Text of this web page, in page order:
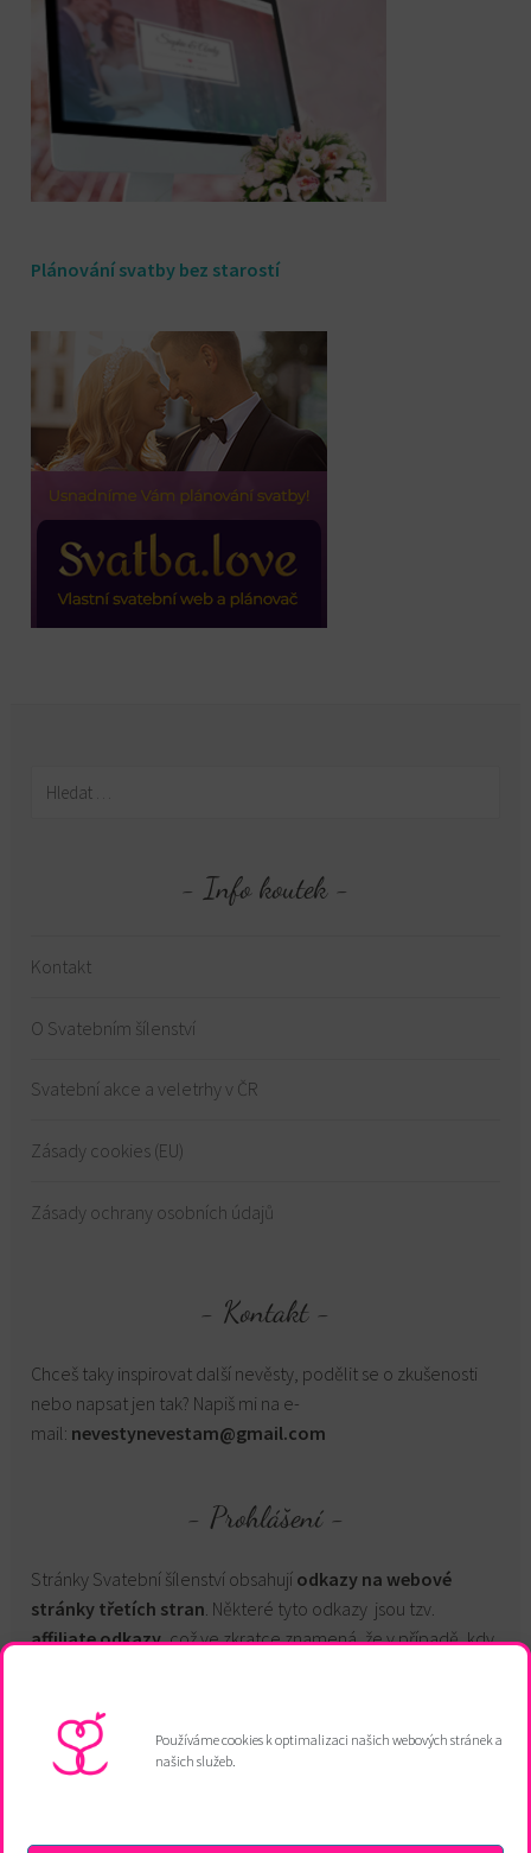
Používáme cookies k optimalizaci našich webových stránek a
našich služeb.
Plánování svatby bez starostí
Info koutek
Kontakt
O Svatebním šílenství
Svatební akce a veletrhy v ČR
Zásady cookies (EU)
Zásady ochrany osobních údajů
Kontakt
Chceš taky inspirovat další nevěsty, podělit se o zkušenosti
nebo napsat jen tak? Napiš mi na e-
mail: nevestynevestam@gmail.com
Prohlášení
Stránky Svatební šílenství obsahují odkazy na webové
stránky třetích stran. Některé tyto odkazy jsou tzv.
affiliate odkazy, což ve zkratce znamená, že v případě, kdy
nevěstám přežít svatební šílenství. Pro více informací
tady.